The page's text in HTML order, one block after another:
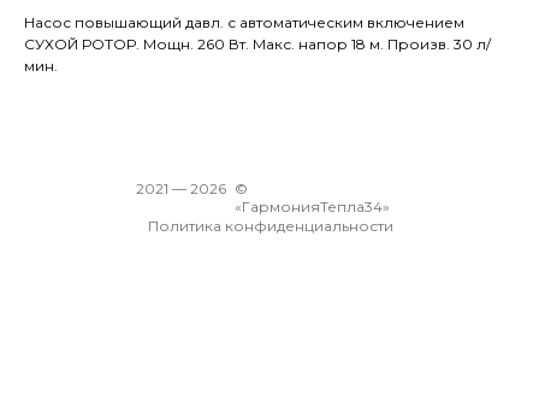
Насос повышающий давл. с автоматическим включением
СУХОЙ РОТОР. Мощн. 260 Вт. Макс. напор 18 м. Произв. 30 л/
мин.
Политика конфиденциальности
©
«ГармонияТепла34»
2026
2021 —